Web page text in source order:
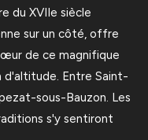
du XVIIe siècle
sur un côté, offre
de ce magnifique
d'altitude. Entre Saint-
sous-Bauzon. Les
s'y sentiront